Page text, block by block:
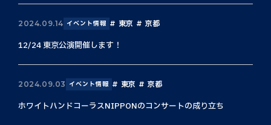
2024.09.14 イベント情報 東京 京都
12/24 東京公演開催します！
2024.09.03 イベント情報 東京 京都
ホワイトハンドコーラスNIPPONのコンサートの成り立ち